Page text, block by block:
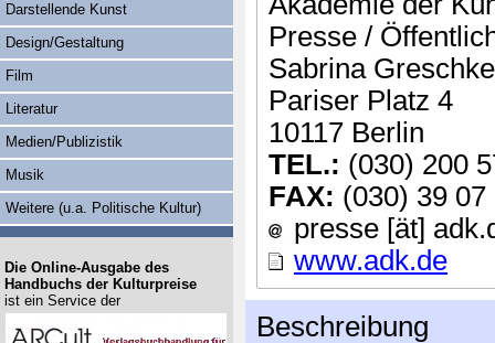
Presse /
Sabrina Greschke
Pariser Platz 4
10117 Berlin
TEL.: (030) 200
FAX: (030) 39 07
presse [ät]
www.adk.de
Beschreibung
Darstellende Kunst
Design/Gestaltung
Film
Literatur
Medien/Publizistik
Musik
Weitere (u.a. Politische Kultur)
Die Online-Ausgabe des
Handbuchs der Kulturpreise
ist ein Service der